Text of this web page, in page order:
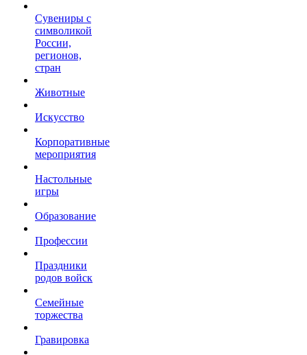
Сувениры с
символикой
России,
регионов,
стран
Животные
Искусство
Корпоративные
мероприятия
Настольные
игры
Образование
Профессии
Праздники
родов войск
Семейные
торжества
Гравировка